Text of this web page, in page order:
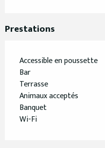
Prestations
Accessible en poussette
Bar
Terrasse
Animaux acceptés
Banquet
Wi-Fi